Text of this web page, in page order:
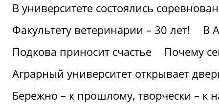
В университете состоялись
Факультету ветеринарии – 30 лет!
В
Подкова приносит счастье
Почему
Аграрный университет открывает
Бережно – к прошлому, творчески – к